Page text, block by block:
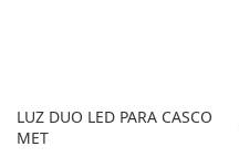
LUZ DUO LED PARA CASCO
MET